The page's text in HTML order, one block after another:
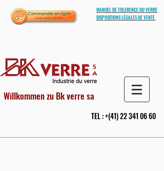
MANUEL DE TOLERENCE DU VERRE
DISPOSITIONS LÉGALES DE VENTE
Willkommen zu Bk verre sa
TEL : +(41)22 341 06 60